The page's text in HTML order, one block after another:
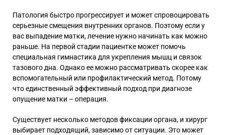
Патология быстро прогрессирует и может спровоцировать
серьезные смещения внутренних органов. Поэтому если у
вас выпадение матки, лечение нужно начинать как можно
раньше. На первой стадии пациентке может помочь
специальная гимнастика для укрепления мышц и связок
тазового дна. Однако ее можно рассматривать скорее как
вспомогательный или профилактический метод. Потому
что единственный эффективный подход при диагнозе
опущение матки – операция.
Существует несколько методов фиксации органа, и хирург
выбирает подходящий, зависимо от ситуации. Это может